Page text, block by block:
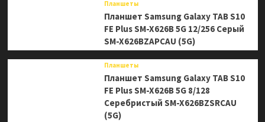
Планшеты
Планшет Samsung Galaxy TAB S10
FE Plus SM-X626B 5G 12/256 Серый
SM-X626BZAPCAU (5G)
Планшеты
Планшет Samsung Galaxy TAB S10
FE Plus SM-X626B 5G 8/128
Серебристый SM-X626BZSRCAU
(5G)